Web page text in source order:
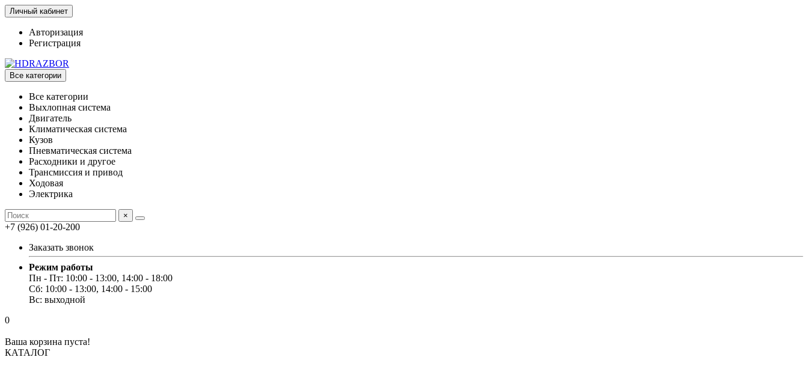
Личный кабинет
Авторизация
Регистрация
Все категории
Все категории
Выхлопная система
Двигатель
Климатическая система
Кузов
Пневматическая система
Расходники и другое
Трансмиссия и привод
Ходовая
Электрика
×
+7 (926) 01-20-200
Заказать звонок
Режим работы
Пн - Пт: 10:00 - 13:00, 14:00 - 18:00
Сб: 10:00 - 13:00, 14:00 - 15:00
Вс: выходной
0
Ваша корзина пуста!
КАТАЛОГ